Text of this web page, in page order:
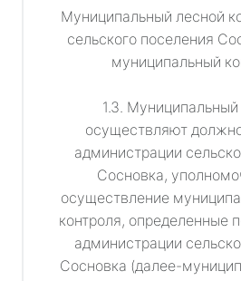
Муниципальный лесной
сельского поселения
муниципальный
1.3. Муниципальный
осуществляют
администрации
Сосновка,
осуществление
контроля, определенные
администрации
Сосновка (далее-